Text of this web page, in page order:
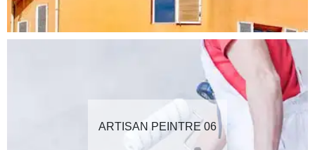
ARTISAN PEINTRE 06